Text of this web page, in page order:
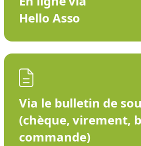
Hello Asso
Via le bulletin de
(chèque, virement,
commande)